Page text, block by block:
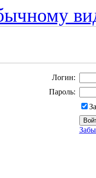
Логин:
Пароль: